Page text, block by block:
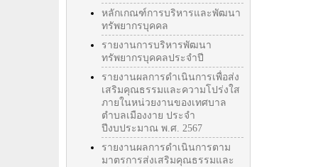
หลักเกณฑ์การบริหารและพัฒนา
ทรัพยากรบุคคล
รายงานการบริหารพัฒนา
ทรัพยากรบุคคลประจำปี
รายงานผลการดำเนินการเพื่อส่ง
เสริมคุณธรรมและความโปร่งใส
ภายในหน่วยงานของเทศบาล
ตำบลเมืองงาย ประจำ
ปีงบประมาณ พ.ศ. 2567
รายงานผลการดำเนินการตาม
มาตรการส่งเสริมคุณธรรมและ